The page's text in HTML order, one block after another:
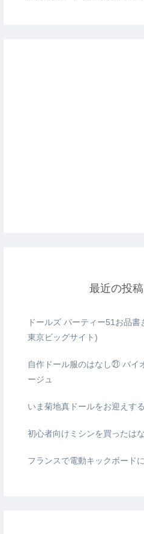
最近の投稿
ドールズ パーティー51お品
東京ビッグサイト)
自作ドール服のはなし㉑ バイ
ージュ
いま菊地真ドールをお迎えす
初心者向けミシンを買ったは
フランスで電動キックボード